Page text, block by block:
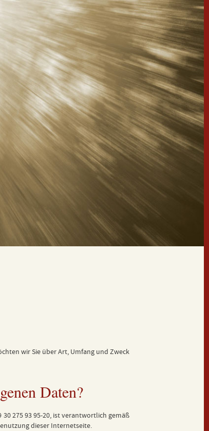
wir Sie über Art, Umfang und Zweck
Daten?
30 275 93 95-20, ist verantwortlich gemäß
dieser Internetseite.